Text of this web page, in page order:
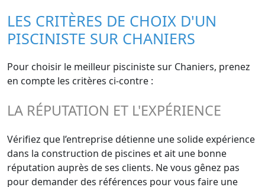
LES CRITÈRES DE CHOIX D'UN
PISCINISTE SUR CHANIERS
Pour choisir le meilleur pisciniste sur Chaniers, prenez
en compte les critères ci-contre :
LA RÉPUTATION ET L'EXPÉRIENCE
Vérifiez que l’entreprise détienne une solide expérience
dans la construction de piscines et ait une bonne
réputation auprès de ses clients. Ne vous gênez pas
pour demander des références pour vous faire une